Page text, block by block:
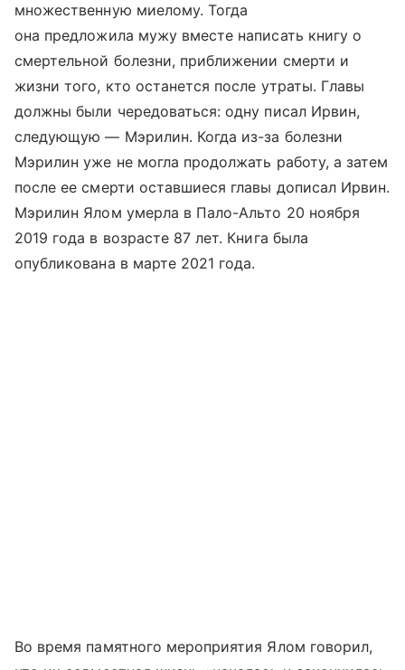
множественную миелому. Тогда
она предложила мужу вместе написать книгу о
смертельной болезни, приближении смерти и
жизни того, кто останется после утраты. Главы
должны были чередоваться: одну писал Ирвин,
следующую — Мэрилин. Когда из-за болезни
Мэрилин уже не могла продолжать работу, а затем
после ее смерти оставшиеся главы дописал Ирвин.
Мэрилин Ялом умерла в Пало-Альто 20 ноября
2019 года в возрасте 87 лет. Книга была
опубликована в марте 2021 года.
Во время памятного мероприятия Ялом говорил,